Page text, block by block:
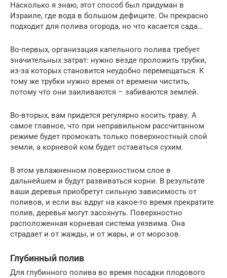
Насколько я знаю, этот способ был придуман в
Израиле, где вода в большом дефиците. Он прекрасно
подходит для полива огорода, но что касается сада…
Во-первых, организация капельного полива требует
значительных затрат: нужно везде проложить трубки,
из-за которых становится неудобно перемещаться. К
тому же трубки нужно время от времени чистить,
потому что они заиливаются – забиваются землей.
Во-вторых, вам придется регулярно косить траву. А
самое главное, что при неправильном рассчитанном
режиме будет промокать только поверхностный слой
земли, а корневой ком будет оставаться сухим.
В этом увлажненном поверхностном слое в
дальнейшем и будут развиваться корни. В результате
ваши деревья приобретут сильную зависимость от
поливов, и если вы вдруг на какое-то время прекратите
полив, деревья могут засохнуть. Поверхностно
расположенная корневая система уязвима. Она
страдает и от жажды, и от жары, и от морозов.
Глубинный полив
Для глубинного полива во время посадки плодового